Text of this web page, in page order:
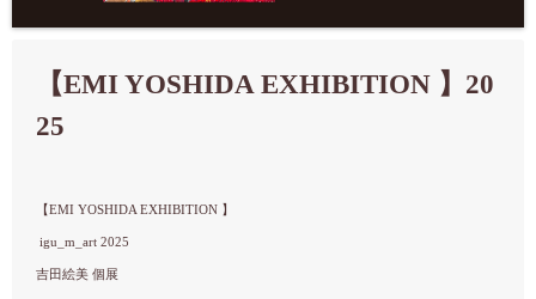
【EMI YOSHIDA EXHIBITION 】20
25
【EMI YOSHIDA EXHIBITION 】
igu_m_art 2025
吉田絵美 個展